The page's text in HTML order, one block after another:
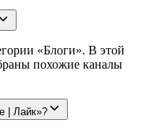
«Блоги». В этой
похожие каналы
| Лайк»?